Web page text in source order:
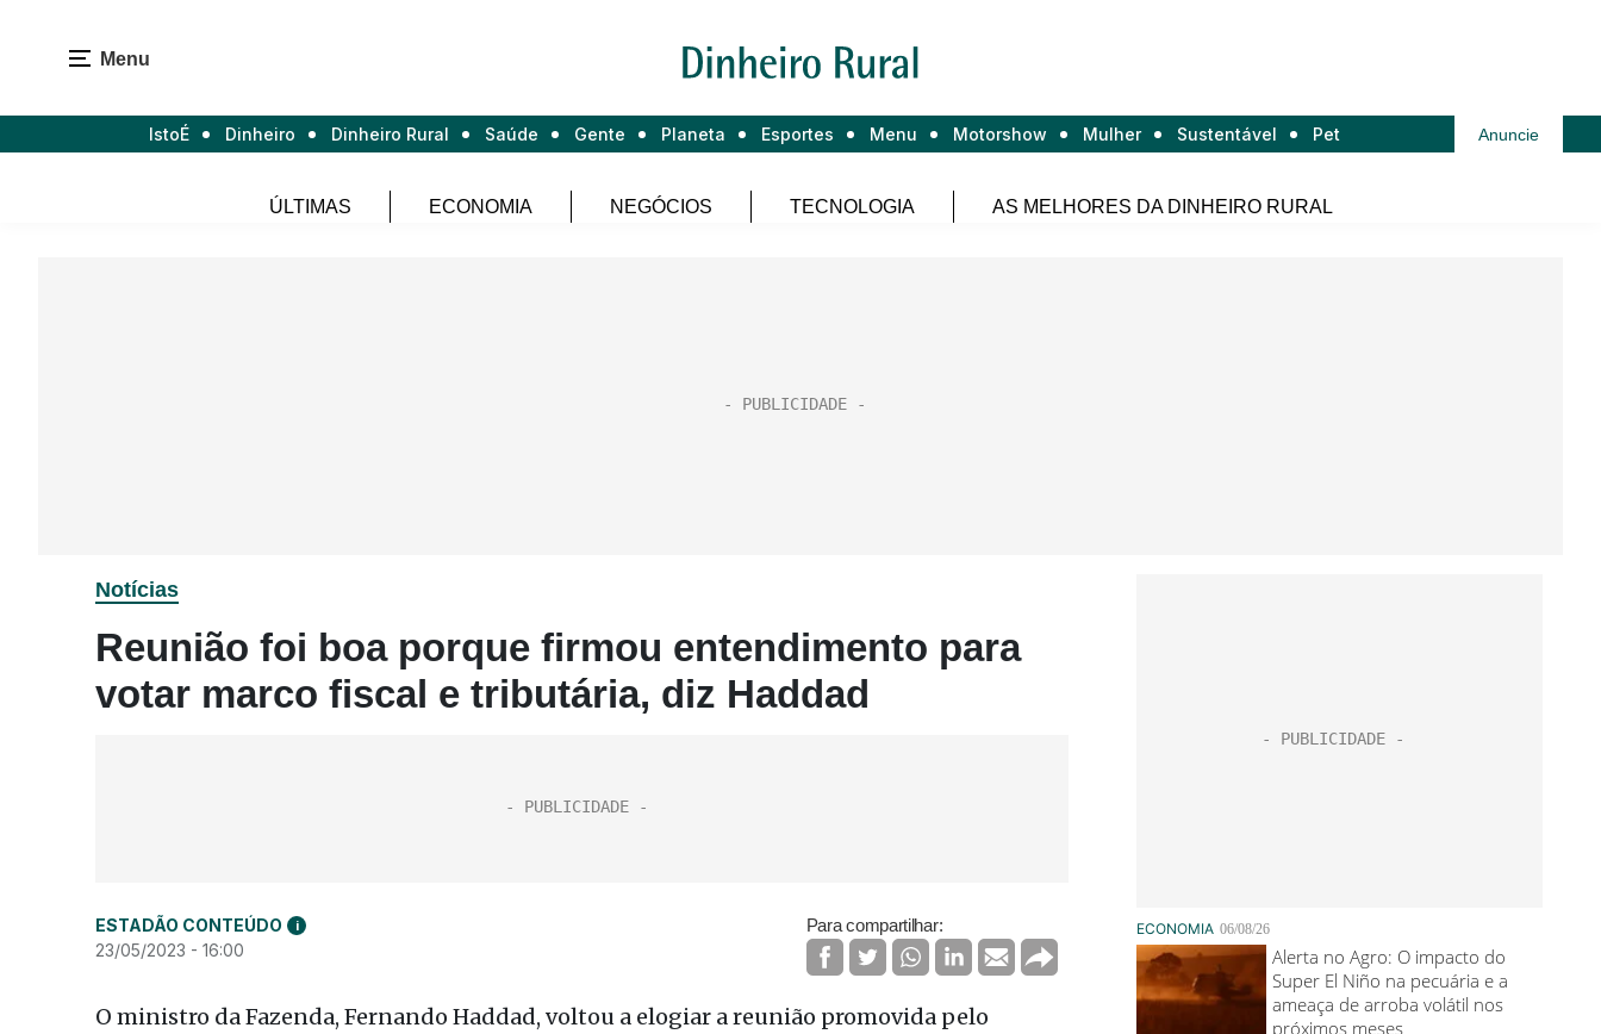
Menu
IstoÉ Dinheiro Dinheiro Rural Saúde Gente Planeta Esportes Menu Motorshow Mulher Sustentável Pet Anuncie
ÚLTIMAS ECONOMIA NEGÓCIOS TECNOLOGIA AS MELHORES DA DINHEIRO RURAL
Notícias
Reunião foi boa porque firmou entendimento para
votar marco fiscal e tributária, diz Haddad
ESTADÃO CONTEÚDO i
23/05/2023 - 16:00
Para compartilhar:
O ministro da Fazenda, Fernando Haddad, voltou a elogiar a reunião promovida pelo